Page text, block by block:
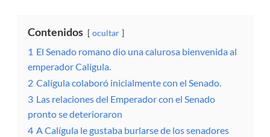
Contenidos ocultar
1 El Senado romano dio una calurosa bienvenida al
emperador Calígula.
2 Calígula colaboró ​​inicialmente con el Senado.
3 Las relaciones del Emperador con el Senado
pronto se deterioraron
4 A Calígula le gustaba burlarse de los senadores